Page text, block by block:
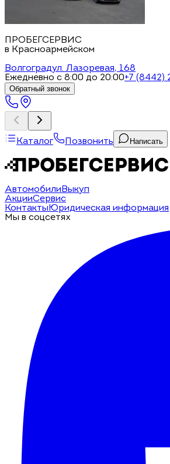
ПРОБЕГСЕРВИС
в Красноармейском
Волгоградул. Лазоревая, 168
Ежедневно с 8:00 до 20:00+7 (8442)
Обратный звонок
Каталог Позвонить Написать
Автомобили Выкуп
АкцииСервис
Контакты Юридическая информация
Мы в соцсетях